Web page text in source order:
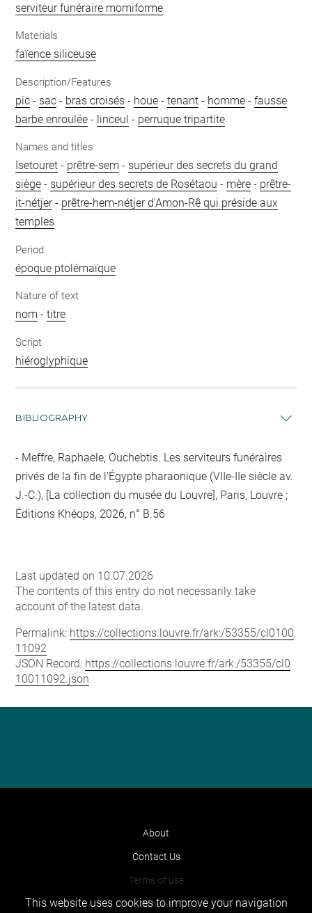
serviteur funéraire momiforme
Materials
faïence siliceuse
Description/Features
pic - sac - bras croisés - houe -tenant - homme -fausse
barbe enroulée - linceul - perruque tripartite
Names and titles
Isetouret - prêtre-sem - supérieur des secrets du grand
siège - supérieur des secrets de Rosétaou - mère - prêtre-
it-nétjer- prêtre-hem-nétjer d'Amon-Rê qui préside aux
temples
Period
époque ptolémaïque
Nature of text
nom -titre
Script
hiéroglyphique
BIBLIOGRAPHY
Meffre, Raphaële, Ouchebtis. Les serviteurs funéraires
privés de la fin de l'Égypte pharaonique (VIIe-IIe siècle av.
J.-C.), [La collection du musée du Louvre], Paris, Louvre ;
Éditions Khéops, 2026, n° B.56
Last updated on 10.07.2026
The contents of this entry do not necessarily take
account of the latest data.
Permalink: https://collections.louvre.fr/ark:/53355/cl0100
11092
JSON Record: https://collections.louvre.fr/ark:/53355/cl0
10011092.json
About
Contact Us
Terms of use
Cookies
This website uses cookies to improve your navigation